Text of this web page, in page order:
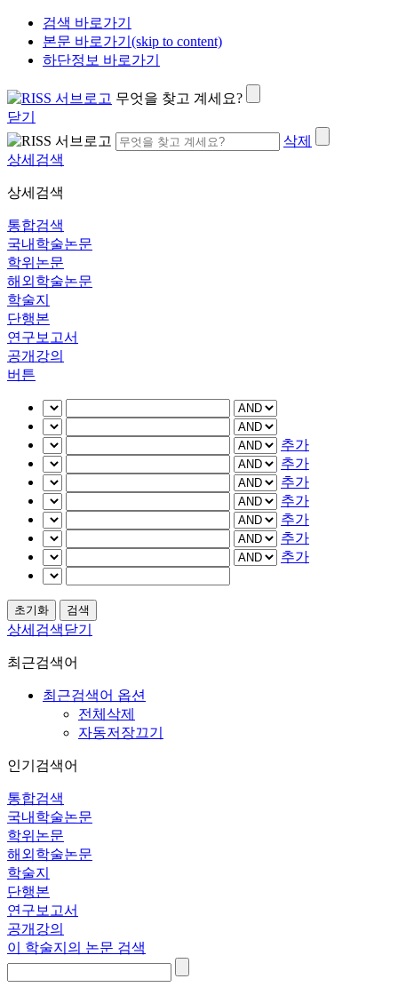
검색 바로가기
본문 바로가기(skip to content)
하단정보 바로가기
무엇을 찾고 계세요?
닫기
삭제
상세검색
상세검색
통합검색
국내학술논문
학위논문
해외학술논문
학술지
단행본
연구보고서
공개강의
버튼
추가
추가
추가
추가
추가
추가
추가
상세검색닫기
최근검색어
최근검색어 옵션
전체삭제
자동저장끄기
인기검색어
통합검색
국내학술논문
학위논문
해외학술논문
학술지
단행본
연구보고서
공개강의
이 학술지의 논문 검색